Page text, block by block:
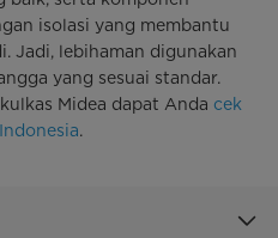
isolasi yang membantu
Jadi, lebihaman digunakan
yang sesuai standar.
Midea dapat Anda cek
.